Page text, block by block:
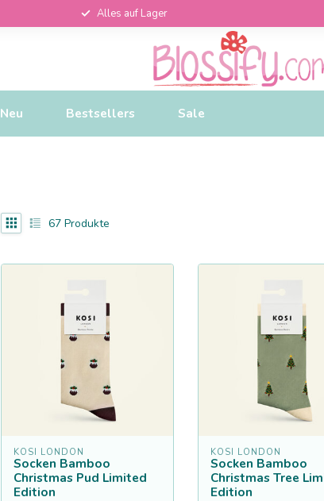
Alles auf Lager
Neu Bestsellers Sale
67 Produkte
KOSI LONDON
Socken Bamboo
Christmas Pud Limited
Edition
KOSI LONDON
Socken Bamboo
Christmas Tree
Edition